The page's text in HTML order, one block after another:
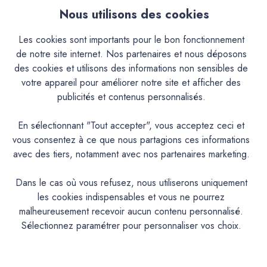
les programmes de revalorisation des vieux centres villes et
pour une meilleure intégration chromatique et esthétique
des nouveaux édifices.Il trouve aussi désormais sa place
dans les décorations contemporaines, même sur des
supports modernes (BA13 ...).Sa nature en fait un produit
exceptionnel autant en intérieur qu'en extérieur.Cependant,
le mode de mise à la teinte peut limiter l'usage de certaines
couleurs.Le type de mise à la teinte (Teinté aux Pigments ou
Pré-Teinté) rend utilisable ou non le produit en extérieur.Il
donne à vos murs et plafonds, ainsi qu'aux façades, une
ambiance et chaleureuse, ses teintes semblent patinées par
le temps.Sa nature en fait un produit exceptionnel autant en
intérieur qu’en extérieur.Cependant, le mode de mise à la
teinte (Pigments poudre à mélanger ou Pré-teinté) rend
utilisable ou non le produit en extérieur et peut limiter
l’usage de certaines couleurs.En version Pigments poudre à
mélanger, application déconseillée à l’extérieur pour les
Nous utilisons des cookies
Les cookies sont importants pour le bon fonctionnement
de notre site internet. Nos partenaires et nous déposons
des cookies et utilisons des informations non sensibles de
votre appareil pour améliorer notre site et afficher des
publicités et contenus personnalisés.
En sélectionnant "Tout accepter", vous acceptez ceci et
vous consentez à ce que nous partagions ces informations
avec des tiers, notamment avec nos partenaires marketing.
Dans le cas où vous refusez, nous utiliserons uniquement
les cookies indispensables et vous ne pourrez
malheureusement recevoir aucun contenu personnalisé.
Sélectionnez paramétrer pour personnaliser vos choix.